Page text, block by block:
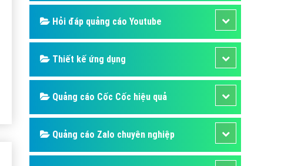
Hỏi đáp quảng cáo Youtube
Thiết kế ứng dụng
Quảng cáo Cốc Cốc hiệu quả
Quảng cáo Zalo chuyên nghiệp